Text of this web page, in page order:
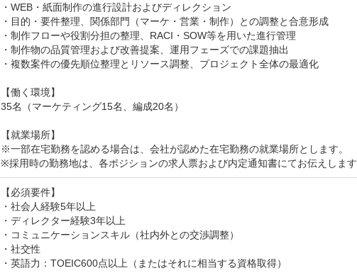
・WEB・紙面制作の進行設計およびディレクション
・目的・要件整理、関係部門（マーケ・営業・制作）との調整と合意形成
・制作フローや役割分担の整理、RACI・SOW等を用いた進行管理
・制作物の品質管理および改善提案、運用フェーズでの課題抽出
・複数案件の優先順位整理とリソース調整、プロジェクト全体の最適化
【働く環境】
35名（マーケティング15名、編成20名）
【就業場所】
※一部在宅勤務を認める場合は、会社が認めた在宅勤務の就業場所とします。
※採用時の勤務地は、各ポジションの求人票および内定通知書にてお伝えしま
【必須要件】
・社会人経験5年以上
・ディレクター経験3年以上
・コミュニケーションスキル（社内外との交渉調整）
・社交性
・英語力：TOEIC600点以上（またはそれに相当する資格取得）